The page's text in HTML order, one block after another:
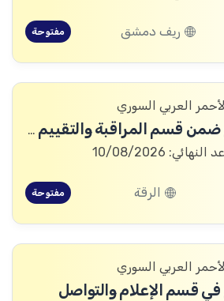
ريف دمشق مفتوحة
العربي السوري
متطوع ضمن قسم المراقبة والتقييم والتعلم (MEAL)
10/08/2026
الرقة مفتوحة
العربي السوري
قسم الإعلام والتواصل